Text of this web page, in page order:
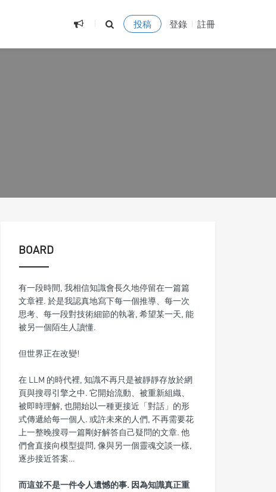
投稿 登錄 註冊
BOARD
有一段時間, 我相信知識會長久地停留在一篇篇
文章裡. 於是我認真地寫下每一個推導、每一次
思考、每一段對技術細節的執著, 希望某一天, 能
被另一個陌生人讀懂.
但世界正在改變!
在 LLM 的時代裡, 知識不再只是被靜靜存放於網
頁與搜尋引擎之中. 它開始流動、被重新組織、
被即時理解, 也開始以一種更接近「對話」的形
式傳遞給每一個人. 或許未來的人們, 不再需要花
上一整晚搜尋一篇剛好解答自己疑問的文章. 他
們會直接向模型提問, 像與另一個靈魂交談一樣,
逐步接近答案…
而這並不是一件令人遺憾的事. 因為知識真正重